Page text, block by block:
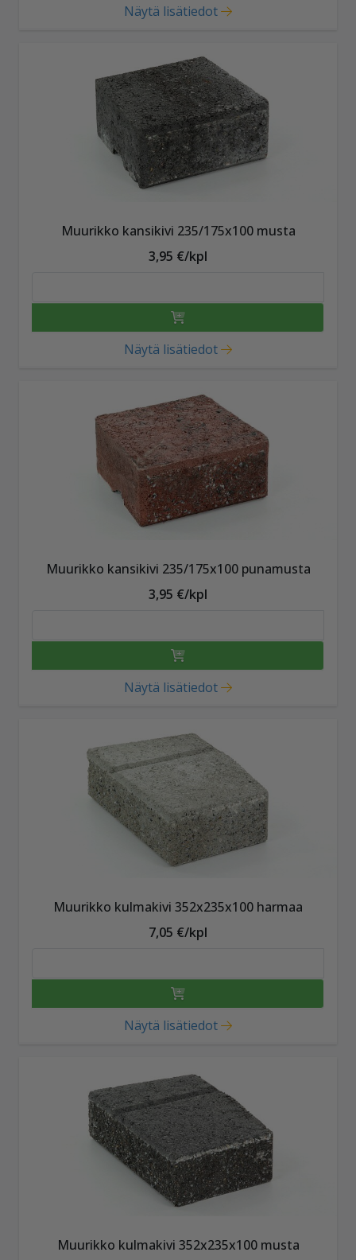
Näytä lisätiedot
Muurikko kansikivi 235/175x100 musta
3,95 €/kpl
Näytä lisätiedot
Muurikko kansikivi 235/175x100 punamusta
3,95 €/kpl
Näytä lisätiedot
Muurikko kulmakivi 352x235x100 harmaa
7,05 €/kpl
Näytä lisätiedot
Muurikko kulmakivi 352x235x100 musta